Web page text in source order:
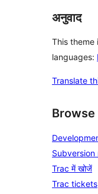
अनुवाद
This theme
languages:
Translate
Trac में खोजें
Trac tickets